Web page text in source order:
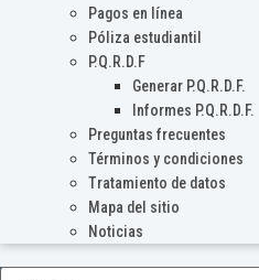
Pagos en línea
Póliza estudiantil
P.Q.R.D.F
Generar P.Q.R.D.F.
Informes P.Q.R.D.F.
Preguntas frecuentes
Términos y condiciones
Tratamiento de datos
Mapa del sitio
Noticias